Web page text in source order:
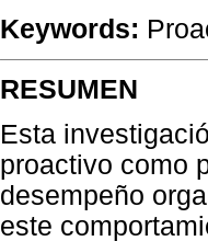
Keywords:
RESUMEN
Esta
proactivo como
desempeño
este